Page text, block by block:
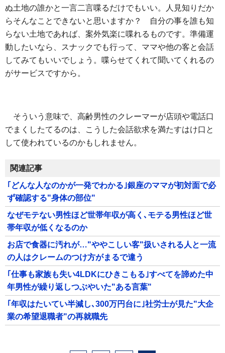
ぬ土地の誰かと一言二言喋るだけでもいい。人見知りだか
らそんなことできないと思いますか？ 自分の事を誰も知
らない土地であれば、案外気楽に喋れるものです。準備運
動したいなら、スナックでも行って、ママや他の客と会話
してみてもいいでしょう。喋らせてくれて聞いてくれるの
がサービスですから。
そういう意味で、高齢男性のクレーマーが店頭や電話口
でまくしたてるのは、こうした会話欲求を満たすはけ口と
して使われているのかもしれません。
関連記事
｢どんな人なのかが一発でわかる｣銀座のママが初対面で必
ず確認する"身体の部位"
なぜモテない男性ほど世帯年収が高く､モテる男性ほど世
帯年収が低くなるのか
お店で食器に汚れが…"ややこしい客"扱いされる人と一流
の人はクレームのつけ方がまるで違う
｢仕事も家族も失い4LDKにひきこもる｣すべてを諦めた中
年男性が繰り返しつぶやいた"ある言葉"
｢年収はたいてい半減し､300万円台に｣社労士が見た"大企
業の希望退職者"の再就職先